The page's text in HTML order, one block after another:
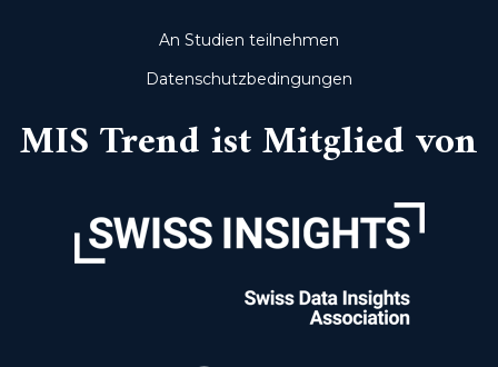
An Studien teilnehmen
Datenschutzbedingungen
MIS Trend ist Mitglied von